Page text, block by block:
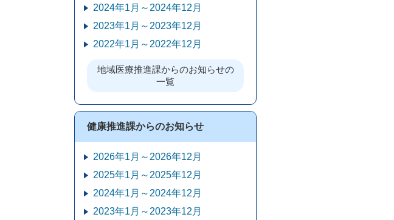
2024年1月～2024年12月
2023年1月～2023年12月
2022年1月～2022年12月
地域医療推進課からのお知らせの
一覧
健康推進課からのお知らせ
2026年1月～2026年12月
2025年1月～2025年12月
2024年1月～2024年12月
2023年1月～2023年12月